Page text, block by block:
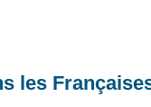
les